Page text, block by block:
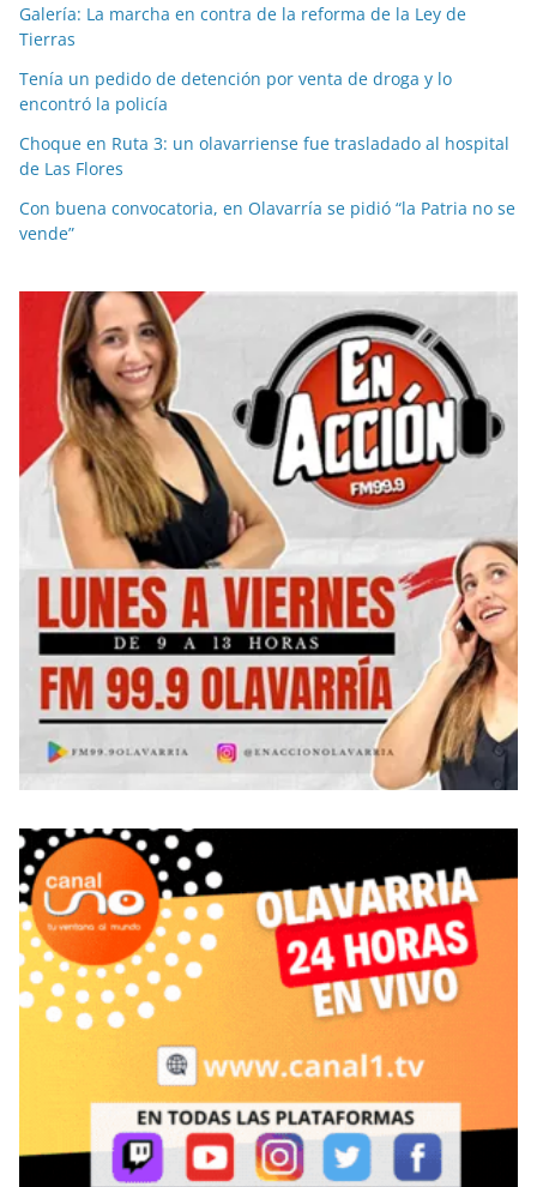
Galería: La marcha en contra de la reforma de la Ley de
Tierras
Tenía un pedido de detención por venta de droga y lo
encontró la policía
Choque en Ruta 3: un olavarriense fue trasladado al hospital
de Las Flores
Con buena convocatoria, en Olavarría se pidió “la Patria no se
vende”